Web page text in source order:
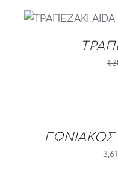
DETAILS
ΓΩΝΙΑΚΟΣ